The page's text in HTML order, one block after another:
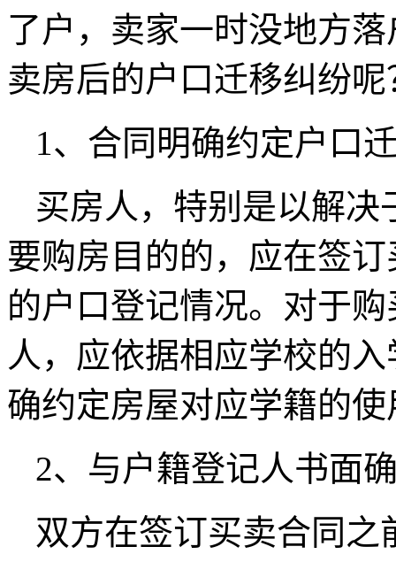
了户，卖家一时没地方
卖房后的户口迁移纠纷呢
1、合同明确约定户口
买房人，特别是以解
要购房目的的，应在签
的户口登记情况。对于
人，应依据相应学校的
确约定房屋对应学籍的
2、与户籍登记人书面
双方在签订买卖合同